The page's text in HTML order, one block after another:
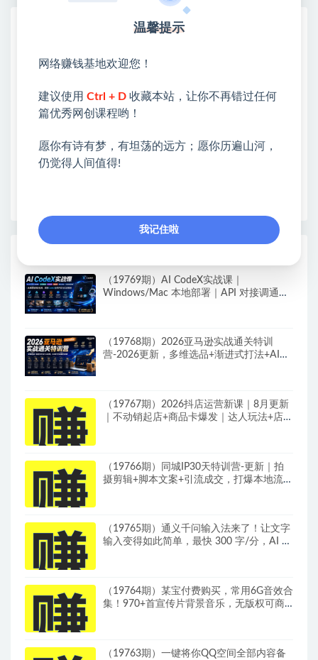
❤本站：本站整合多方资源站，主要面向互联网创业
类&副业类，资源丰富 物超所值。
❤能助您：找项目 + 低成本创业 + 减少信息差 + 见识
❤本站为众多团队提供了重要价值，也为众多创业者
开启网络之门，广受好评！
（19769期）AI CodeX实战课｜
Windows/Mac 本地部署｜API 对接调通｜
（19768期）2026亚马逊实战通关特训
营-2026更新，多维选品+渐进式打法+AI应
（19767期）2026抖店运营新课｜8月更新
｜不动销起店+商品卡爆发｜达人玩法+店群
（19766期）同城IP30天特训营-更新｜拍
摄剪辑+脚本文案+引流成交，打爆本地流量
（19765期）通义千问输入法来了！让文字
输入变得如此简单，最快 300 字/分，AI 自
（19764期）某宝付费购买，常用6G音效合
集！970+首宣传片背景音乐，无版权可商
（19763期）一键将你QQ空间全部内容备
温馨提示
网络赚钱基地欢迎您！
建议使用 Ctrl + D 收藏本站，让你不再错过任何
篇优秀网创课程哟！
愿你有诗有梦，有坦荡的远方；愿你历遍山河，
仍觉得人间值得!
我记住啦